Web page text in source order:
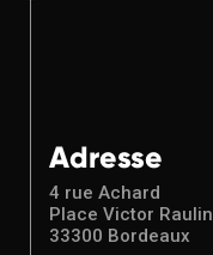
Adresse
4 rue Achard
Place Victor Raulin
33300 Bordeaux